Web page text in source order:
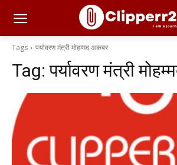
Tags पर्यावरण मंत्री मोहम्मद अकबर
Tag:पर्यावरण मंत्री